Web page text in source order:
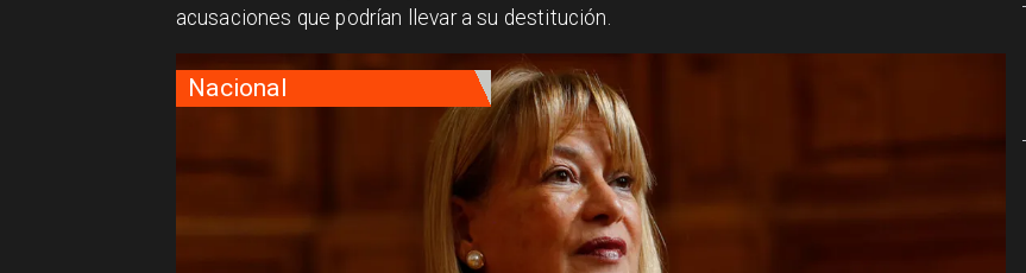
Nacional
acusaciones que podrían llevar a su destitución.